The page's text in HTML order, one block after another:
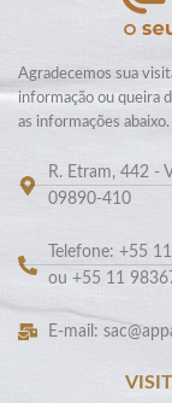
Agradecemos sua
informação ou queira
as informações abaixo.
R. Etram, 442 -
09890-410
Telefone: +55
ou +55 11
E-mail: